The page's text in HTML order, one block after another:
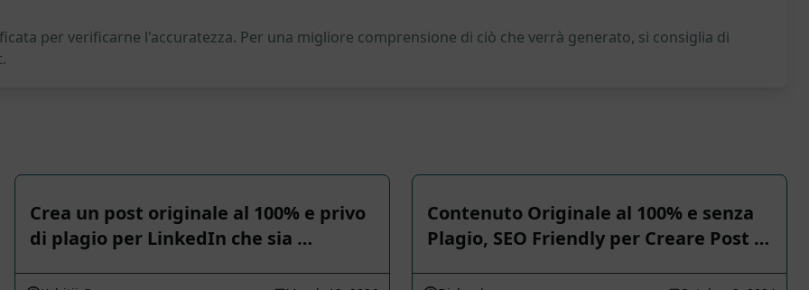
per verificarne l'accuratezza. Per una migliore comprensione di ciò che verrà generato, si consiglia di
Crea un post originale al 100% e privo
di plagio per LinkedIn che sia …
Contenuto Originale al 100% e senza
Plagio, SEO Friendly per Creare Post …